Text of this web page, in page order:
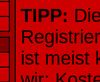
TIPP:
ist meist